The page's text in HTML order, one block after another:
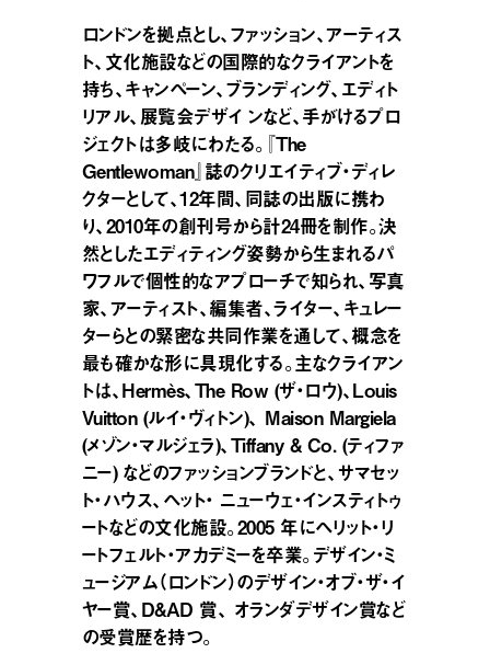
ロンドンを拠点とし、ファッション、アーティス
ト、文化施設などの国際的なクライアントを
持ち、キャンペーン、ブランディング、エディト
リアル、展覧会デザイ ンなど、手がけるプロ
ジェクトは多岐にわたる。『The
Gentlewoman』誌のクリエイティブ・ディレ
クターとして、12年間、同誌の出版に携わ
り、2010年の創刊号から計24冊を制作。決
然としたエディティング姿勢から生まれるパ
ワフルで個性的なアプローチで知られ、写真
家、アーティスト、編集者、ライター、キュレー
ターらとの緊密な共同作業を通して、概念を
最も確かな形に具現化する。主なクライアン
トは、Hermès、The Row (ザ・ロウ)、Louis
Vuitton (ルイ・ヴィトン)、 Maison Margiela
(メゾン・マルジェラ)、Tiffany & Co. (ティファ
ニー) などのファッションブランドと、サマセッ
ト・ハウス、ヘット・ ニューウェ・インスティトゥ
ートなどの文化施設。2005 年にヘリット・リ
ートフェルト・アカデミーを卒業。デザイン・ミ
ュージアム（ロンドン）のデザイン・オブ・ザ・イ
ヤー賞、D&AD 賞、 オランダデザイン賞など
の受賞歴を持つ。